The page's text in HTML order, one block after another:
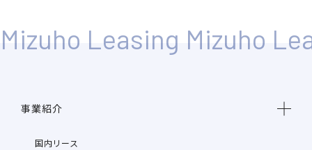
事業紹介
国内リース